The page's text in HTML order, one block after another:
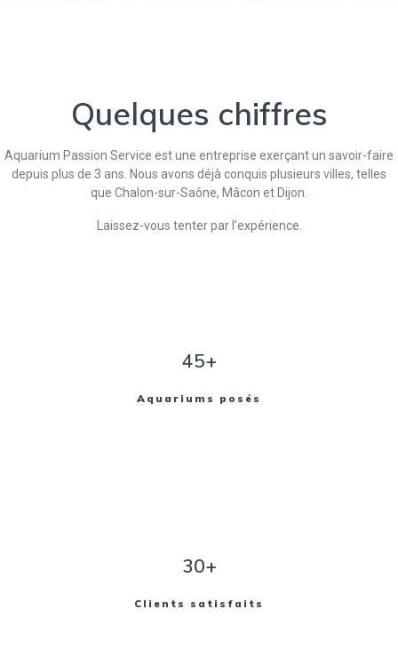
Quelques chiffres
Aquarium Passion Service est une entreprise exerçant un savoir-faire
depuis plus de 3 ans. Nous avons déjà conquis plusieurs villes, telles
que Chalon-sur-Saône, Mâcon et Dijon.
Laissez-vous tenter par l’expérience.
45+
Aquariums posés
30+
Clients satisfaits